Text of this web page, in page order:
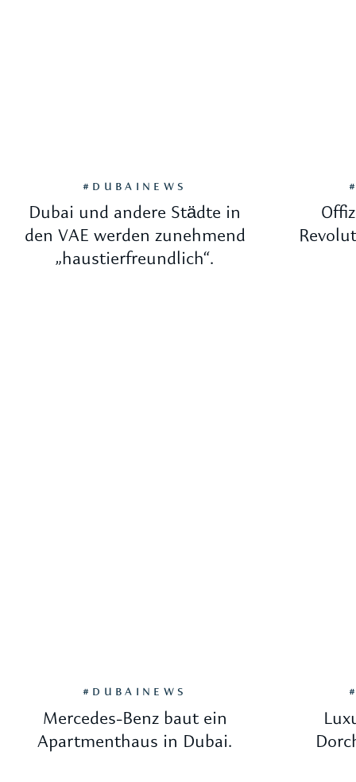
#DUBAINEWS
Dubai und andere Städte in
den VAE werden zunehmend
„haustierfreundlich“.
#DUBAINEWS
Mercedes-Benz baut ein
Apartmenthaus in Dubai.